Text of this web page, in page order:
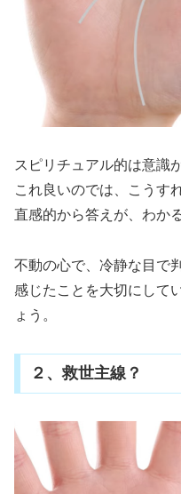
スピリチュアル的は意識
これ良いのでは、こうす
直感的から答えが、わか
不動の心で、冷静な目で
感じたことを大切にして
ょう。
２、救世主線？